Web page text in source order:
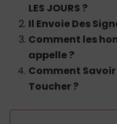
LES JOURS ?
Il Envoie Des
Comment les
appelle ?
Comment Savoir
Toucher ?